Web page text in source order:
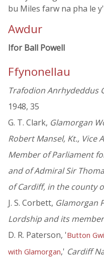
bu Miles farw na pha le
Awdur
Ifor Ball Powell
Ffynonellau
Trafodion Anrhydeddus
1948, 35
G. T. Clark, Glamorgan
Robert Mansel, Kt., Vice
Member of Parliament
and of Admiral Sir
of Cardiff, in the county
J. S. Corbett, Glamorgan
Lordship and its
D. R. Paterson, 'Button
with Glamorgan,' Cardiff